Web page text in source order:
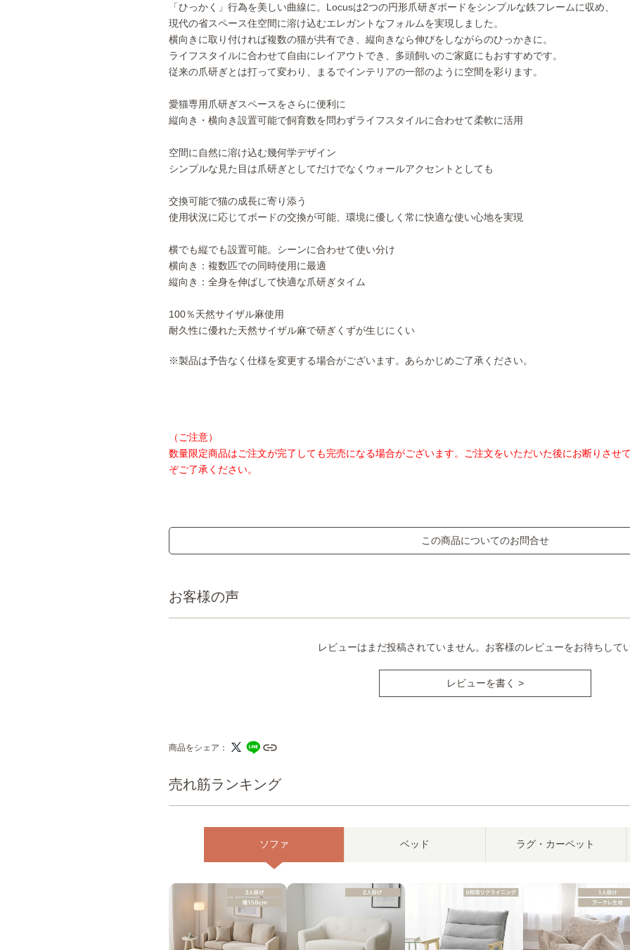
売れ筋ランキング
ソファ ベッド ラグ・カーペット
「ひっかく」行為を美しい曲線に。Locusは2つの円形爪研ぎボードをシンプルな鉄フレームに収め、
現代の省スペース住空間に溶け込むエレガントなフォルムを実現しました。
横向きに取り付ければ複数の猫が共有でき、縦向きなら伸びをしながらのひっかきに。
ライフスタイルに合わせて自由にレイアウトでき、多頭飼いのご家庭にもおすすめです。
従来の爪研ぎとは打って変わり、まるでインテリアの一部のように空間を彩ります。
愛猫専用爪研ぎスペースをさらに便利に
縦向き・横向き設置可能で飼育数を問わずライフスタイルに合わせて柔軟に活用
空間に自然に溶け込む幾何学デザイン
シンプルな見た目は爪研ぎとしてだけでなくウォールアクセントとしても
交換可能で猫の成長に寄り添う
使用状況に応じてボードの交換が可能、環境に優しく常に快適な使い心地を実現
横でも縦でも設置可能。シーンに合わせて使い分け
横向き：複数匹での同時使用に最適
縦向き：全身を伸ばして快適な爪研ぎタイム
100％天然サイザル麻使用
耐久性に優れた天然サイザル麻で研ぎくずが生じにくい
※製品は予告なく仕様を変更する場合がございます。あらかじめご了承ください。
（ご注意）
数量限定商品はご注文が完了しても完売になる場合がございます。ご注文をいただいた後にお断りさせ
ぞご了承ください。
この商品についてのお問合せ
お客様の声
レビューはまだ投稿されていません。お客様のレビューをお待ちして
レビューを書く >
商品をシェア